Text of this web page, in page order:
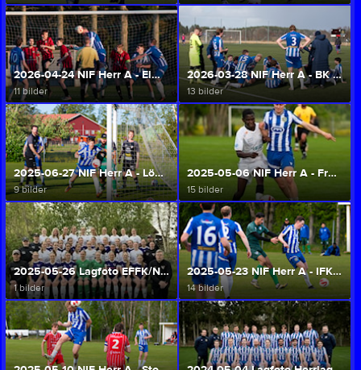
2026-04-24 NIF Herr A - Elmer-Fåglum FK 1-1 (Herr A/U)
11 bilder
2026-03-28 NIF Herr A - BK Spark A (0-2) (Herr A/U)
13 bilder
2025-06-27 NIF Herr A - Lödöse Nygård IK (Herr A/U)
9 bilder
2025-05-06 NIF Herr A - Främmestad IK (2-2) (Herr A/U)
15 bilder
2025-05-26 Lagfoto EFFK/NIF/FIK Damlag 2025 (EFFK/NIF/FIK Dam A/U)
1 bilder
2025-05-23 NIF Herr A - IFK Trollhättan (Herr A/U)
14 bilder